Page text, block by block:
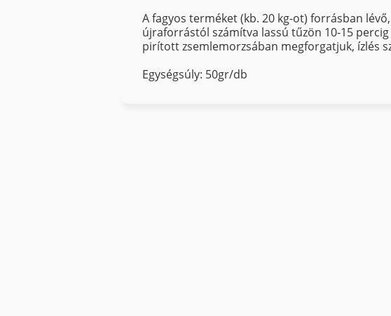
A fagyos terméket (kb. 20 kg-ot) forrásban
újraforrástól számítva lassú tűzön 10-15
pirított zsemlemorzsában megforgatjuk, ízlés
Egységsúly: 50gr/db